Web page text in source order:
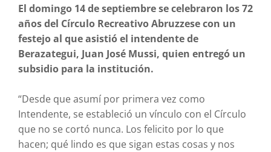
El domingo 14 de septiembre se celebraron los 72
años del Círculo Recreativo Abruzzese con un
festejo al que asistió el intendente de
Berazategui, Juan José Mussi, quien entregó un
subsidio para la institución.
“Desde que asumí por primera vez como
Intendente, se estableció un vínculo con el Círculo
que no se cortó nunca. Los felicito por lo que
hacen; qué lindo es que sigan estas cosas y nos